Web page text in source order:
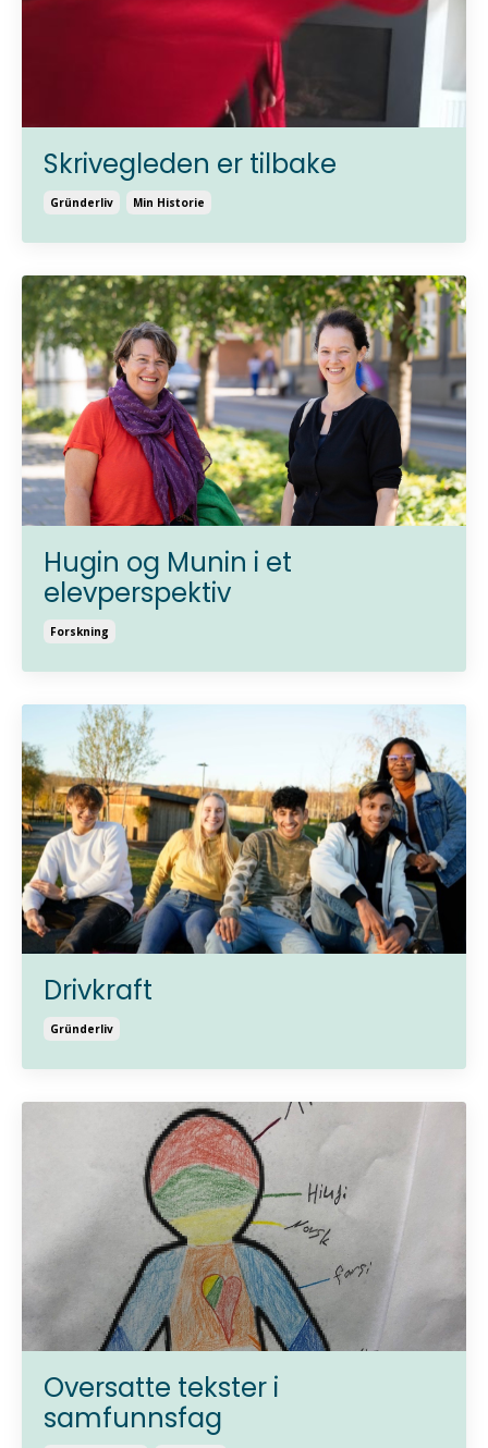
Skrivegleden er tilbake
Gründerliv Min Historie
Hugin og Munin i et
elevperspektiv
Forskning
Drivkraft
Gründerliv
Oversatte tekster i
samfunnsfag